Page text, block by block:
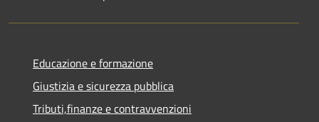
Educazione e formazione
Giustizia e sicurezza pubblica
Tributi,finanze e contravvenzioni